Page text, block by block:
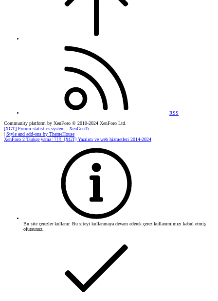
RSS
Community platform by XenForo © 2010-2024 XenForo Ltd.
[XGT] Forum statistics system - XenGenTr
| Style and add-ons by ThemeHouse
XenForo 2 Türkçe yama 🇹🇷 [XGT] Yazılım ve web hizmetleri 2014-2024
Bu site çerezler kullanır. Bu siteyi kullanmaya devam ederek çerez kullanımımızı kabul etmiş
olursunuz.